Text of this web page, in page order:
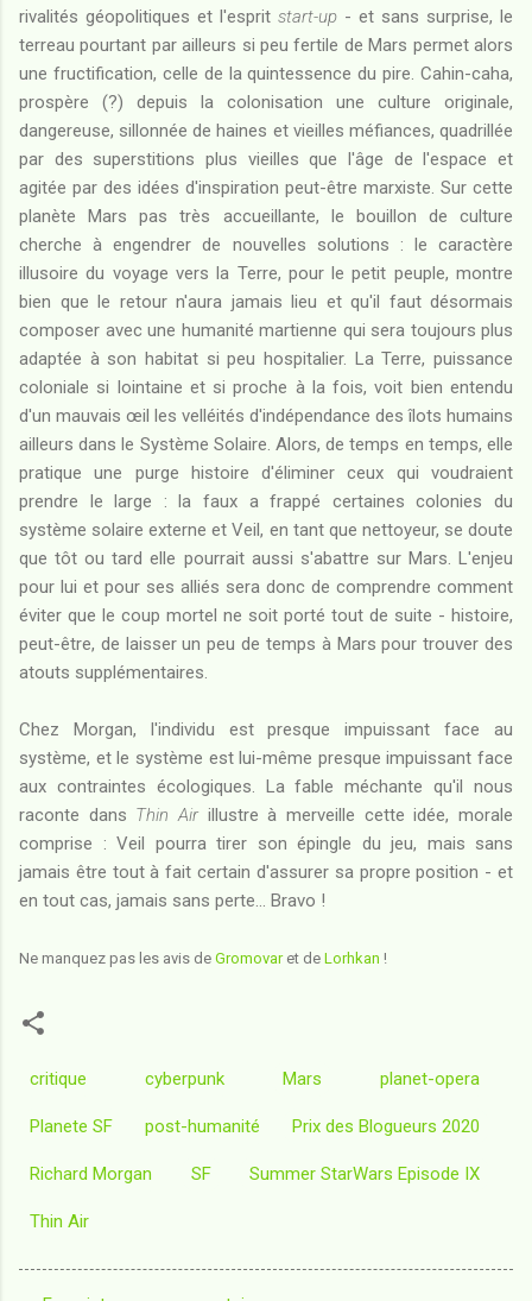
rivalités géopolitiques et l'esprit start-up - et sans surprise, le
terreau pourtant par ailleurs si peu fertile de Mars permet alors
une fructification, celle de la quintessence du pire. Cahin-caha,
prospère (?) depuis la colonisation une culture originale,
dangereuse, sillonnée de haines et vieilles méfiances, quadrillée
par des superstitions plus vieilles que l'âge de l'espace et
agitée par des idées d'inspiration peut-être marxiste. Sur cette
planète Mars pas très accueillante, le bouillon de culture
cherche à engendrer de nouvelles solutions : le caractère
illusoire du voyage vers la Terre, pour le petit peuple, montre
bien que le retour n'aura jamais lieu et qu'il faut désormais
composer avec une humanité martienne qui sera toujours plus
adaptée à son habitat si peu hospitalier. La Terre, puissance
coloniale si lointaine et si proche à la fois, voit bien entendu
d'un mauvais œil les velléités d'indépendance des îlots humains
ailleurs dans le Système Solaire. Alors, de temps en temps, elle
pratique une purge histoire d'éliminer ceux qui voudraient
prendre le large : la faux a frappé certaines colonies du
système solaire externe et Veil, en tant que nettoyeur, se doute
que tôt ou tard elle pourrait aussi s'abattre sur Mars. L'enjeu
pour lui et pour ses alliés sera donc de comprendre comment
éviter que le coup mortel ne soit porté tout de suite - histoire,
peut-être, de laisser un peu de temps à Mars pour trouver des
atouts supplémentaires.
Chez Morgan, l'individu est presque impuissant face au
système, et le système est lui-même presque impuissant face
aux contraintes écologiques. La fable méchante qu'il nous
raconte dans Thin Airillustre à merveille cette idée, morale
comprise : Veil pourra tirer son épingle du jeu, mais sans
jamais être tout à fait certain d'assurer sa propre position - et
en tout cas, jamais sans perte... Bravo !
Ne manquez pas les avis de Gromovaret de Lorhkan !
critique cyberpunk Mars planet-opera
Planete SF post-humanité Prix des Blogueurs 2020
Richard Morgan SF Summer StarWars Episode IX
Thin Air